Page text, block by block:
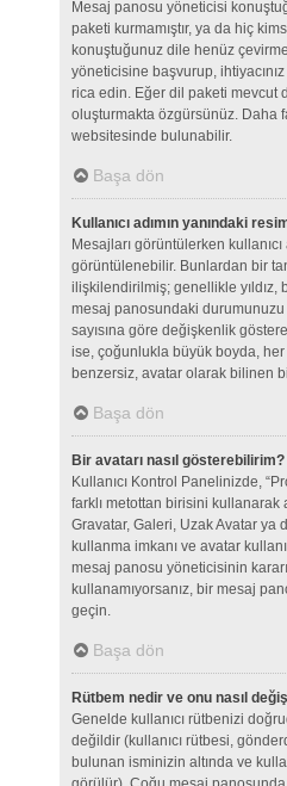
Mesaj panosu yöneticisi
paketi kurmamıştır, ya da hiç
konuştuğunuz dile henüz
yöneticisine başvurup,
rica edin. Eğer dil paketi mevcut
oluşturmakta özgürsünüz. Daha
websitesinde bulunabilir.
Başa dön
Kullanıcı adımın yanındaki
Mesajları görüntülerken
görüntülenebilir. Bunlardan bir
ilişkilendirilmiş; genellikle yıldız,
mesaj panosundaki
sayısına göre değişkenlik
ise, çoğunlukla büyük boyda, her
benzersiz, avatar olarak bilinen
Başa dön
Bir avatarı nasıl gösterebilirim?
Kullanıcı Kontrol Panelinizde,
farklı metottan birisini
Gravatar, Galeri, Uzak Avatar ya
kullanma imkanı ve avatar
mesaj panosu yöneticisinin
kullanamıyorsanız, bir mesaj
geçin.
Başa dön
Rütbem nedir ve onu nasıl
Genelde kullanıcı rütbenizi
değildir (kullanıcı rütbesi,
bulunan isminizin altında ve